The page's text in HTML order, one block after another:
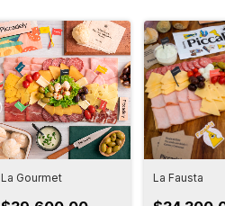
La Gourmet La Fausta